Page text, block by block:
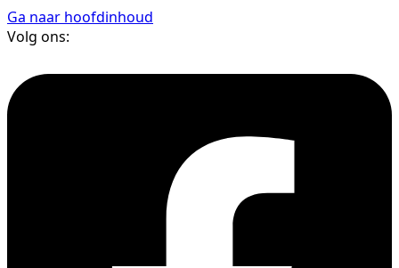
Ga naar hoofdinhoud
Volg ons: